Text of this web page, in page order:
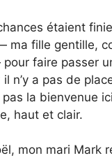
étaient
ma fille gentille,
faire passer
il n’y a pas de
pas la bienvenue
haut et clair.
mon mari Mark